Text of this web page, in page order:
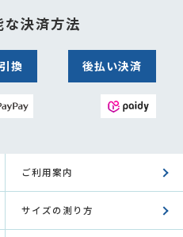
な決済方法
換 後払い決済
ご利用案内
サイズの測り方